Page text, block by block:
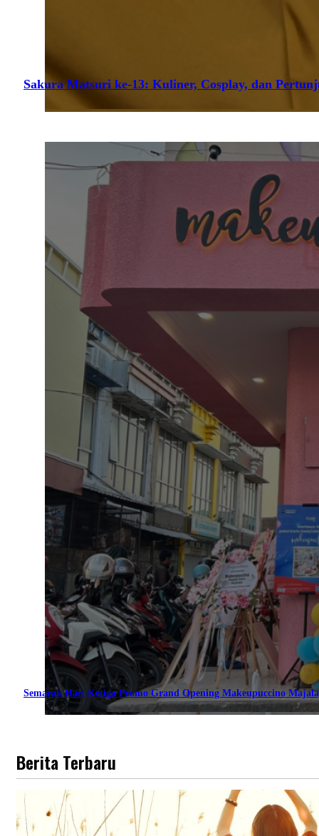
Sakura Matsuri ke-13: Kuliner, Cosplay, dan
Semarak Hari Ketiga Promo Grand Opening Makeupuccino
Berita Terbaru